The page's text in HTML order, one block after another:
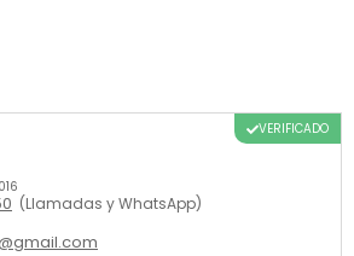
(Llamadas y WhatsApp)
VERIFICADO